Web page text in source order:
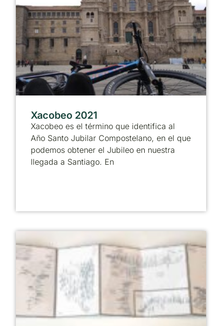
Xacobeo 2021
Xacobeo es el término que identifica al
Año Santo Jubilar Compostelano, en el que
podemos obtener el Jubileo en nuestra
llegada a Santiago. En